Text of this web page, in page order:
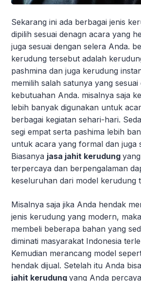
Sekarang ini ada berbagai jenis
dipilih sesuai denagn acara yang
juga sesuai dengan selera Anda.
kerudung tersebut adalah
pashmina dan juga kerudung
memilih salah satunya yang sesuai
kebutuahan Anda. misalnya saja
lebih banyak digunakan untuk
berbagai kegiatan sehari-hari.
segi empat serta pashima lebih
untuk acara yang formal dan juga
Biasanya jasa jahit kerudung
terpercaya dan berpengalaman
keseluruhan dari model kerudung
Misalnya saja jika Anda hendak
jenis kerudung yang modern,
membeli beberapa bahan yang
diminati masyarakat Indonesia
Kemudian merancang model
hendak dijual. Setelah itu Anda
jahit kerudung yang Anda